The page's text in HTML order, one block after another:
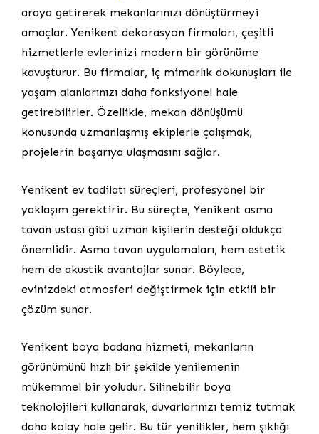
araya getirerek mekanlarınızı dönüştürmeyi
amaçlar. Yenikent dekorasyon firmaları, çeşitli
hizmetlerle evlerinizi modern bir görünüme
kavuşturur. Bu firmalar, iç mimarlık dokunuşları ile
yaşam alanlarınızı daha fonksiyonel hale
getirebilirler. Özellikle, mekan dönüşümü
konusunda uzmanlaşmış ekiplerle çalışmak,
projelerin başarıya ulaşmasını sağlar.
Yenikent ev tadilatı süreçleri, profesyonel bir
yaklaşım gerektirir. Bu süreçte, Yenikent asma
tavan ustası gibi uzman kişilerin desteği oldukça
önemlidir. Asma tavan uygulamaları, hem estetik
hem de akustik avantajlar sunar. Böylece,
evinizdeki atmosferi değiştirmek için etkili bir
çözüm sunar.
Yenikent boya badana hizmeti, mekanların
görünümünü hızlı bir şekilde yenilemenin
mükemmel bir yoludur. Silinebilir boya
teknolojileri kullanarak, duvarlarınızı temiz tutmak
daha kolay hale gelir. Bu tür yenilikler, hem şıklığı